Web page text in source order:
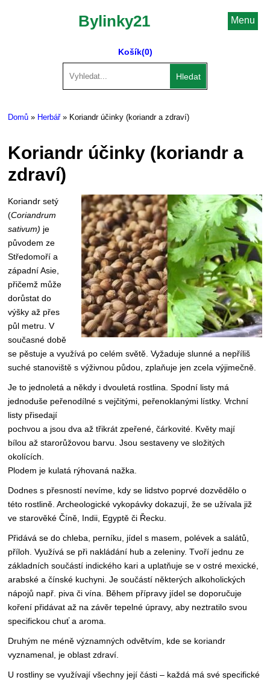
Menu
Bylinky21
Košík(0)
Hledat
Domů » Herbář» Koriandr účinky (koriandr a zdraví)
Koriandr účinky (koriandr a
zdraví)
Koriandr setý
(Coriandrum
sativum) je
původem ze
Středomoří a
západní Asie,
přičemž může
dorůstat do
výšky až přes
půl metru. V
současné době
se pěstuje a využívá po celém světě. Vyžaduje slunné a nepříliš
suché stanoviště s výživnou půdou, zplaňuje jen zcela výjimečně.
Je to jednoletá a někdy i dvouletá rostlina. Spodní listy má
jednoduše peřenodílné s vejčitými, peřenoklanými lístky. Vrchní
listy přisedají
pochvou a jsou dva až třikrát zpeřené, čárkovité. Květy mají
bílou až starorůžovou barvu. Jsou sestaveny ve složitých
okolících.
Plodem je kulatá rýhovaná nažka.
Dodnes s přesností nevíme, kdy se lidstvo poprvé dozvědělo o
této rostlině. Archeologické vykopávky dokazují, že se užívala již
ve starověké Číně, Indii, Egyptě či Řecku.
Přidává se do chleba, perníku, jídel s masem, polévek a salátů,
příloh. Využívá se při nakládání hub a zeleniny. Tvoří jednu ze
základních součástí indického kari a uplatňuje se v ostré mexické,
arabské a čínské kuchyni. Je součástí některých alkoholických
nápojů např. piva či vína. Během přípravy jídel se doporučuje
koření přidávat až na závěr tepelné úpravy, aby neztratilo svou
specifickou chuť a aroma.
Druhým ne méně významných odvětvím, kde se koriandr
vyznamenal, je oblast zdraví.
U rostliny se využívají všechny její části – každá má své specifické